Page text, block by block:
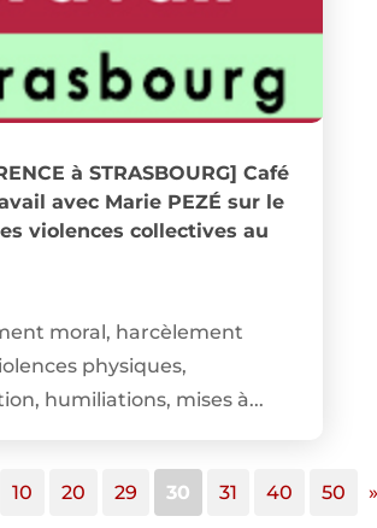
à STRASBOURG] Café
avec Marie PEZÉ sur le
violences collectives au
moral, harcèlement
physiques,
humiliations, mises à...
10 20 29 30 31 40 50 »